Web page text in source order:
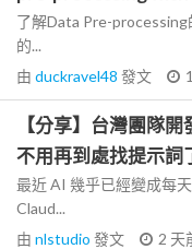
了解Data Pre-
的...
由 duckravel48 發文
【分享】台灣團隊
不用再到處找提示詞
最近 AI 幾乎已經變成每
Claud...
由 nlstudio 發文 2 天